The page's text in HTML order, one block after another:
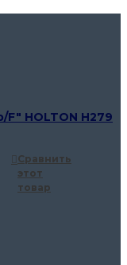
F" HOLTON H279
Сравнить
этот
товар